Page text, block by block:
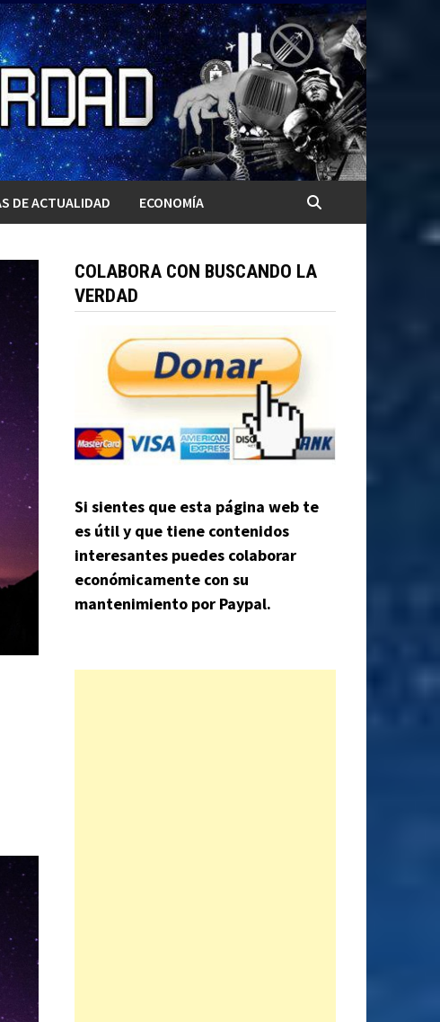
DE ACTUALIDAD ECONOMÍA
COLABORA CON BUSCANDO LA
VERDAD
Si sientes que esta página web te
es útil y que tiene contenidos
interesantes puedes colaborar
económicamente con su
mantenimiento por Paypal.